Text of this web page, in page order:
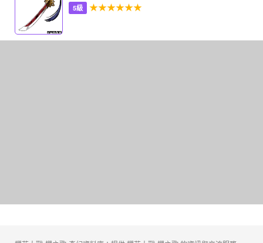
5級 ★★★★★★